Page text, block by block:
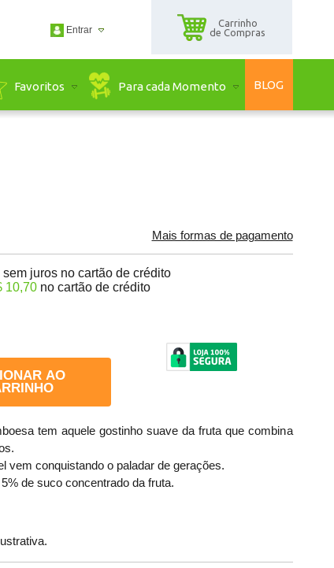
Entrar
Carrinho
de Compras
Favoritos Para cada Momento BLOG
Mais formas de pagamento
sem juros no cartão de crédito
10,70 no cartão de crédito
AO
tem aquele gostinho suave da fruta que combina
vem conquistando o paladar de gerações.
de suco concentrado da fruta.